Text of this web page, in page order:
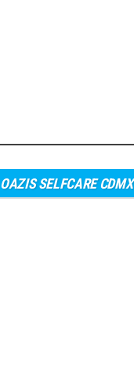
OAZIS SELFCARE CDMX